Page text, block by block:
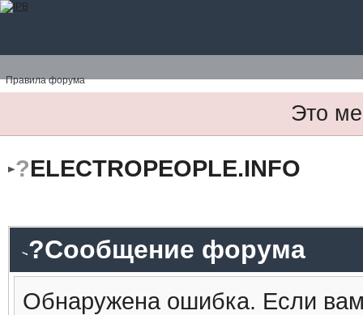
Правила форума
Это
?ELECTROPEOPLE.INFO
?Сообщение форума
Обнаружена ошибка. Если